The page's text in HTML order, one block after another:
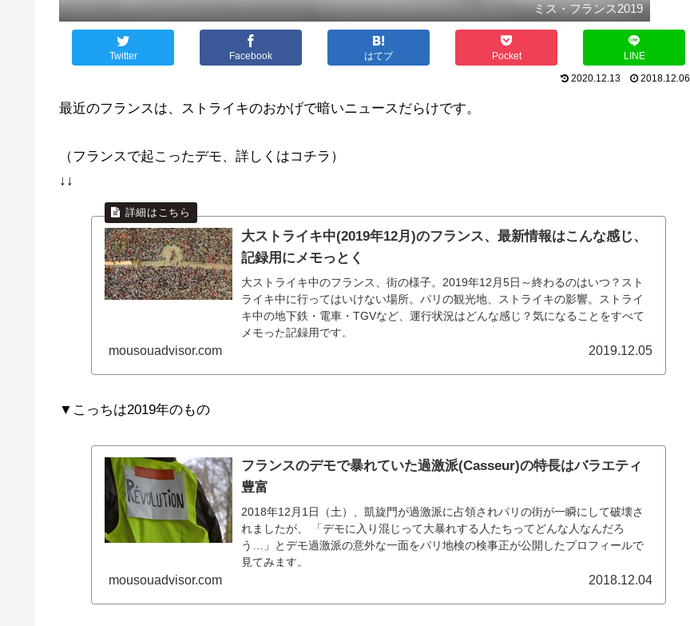
ミス・フランス2019
Twitter Facebook はてブ Pocket
LINE
2020.12.13
2018.12.06
最近のフランスは、ストライキのおかげで暗いニュースだらけです。
（フランスで起こったデモ、詳しくはコチラ）
↓↓
大ストライキ中(2019年12月)のフランス、最新情報はこんな感じ、
記録用にメモっとく
大ストライキ中のフランス、街の様子。2019年12月5日～終わるのはいつ？スト
ライキ中に行ってはいけない場所。パリの観光地、ストライキの影響。ストライ
キ中の地下鉄・電車・TGVなど、運行状況はどんな感じ？気になることをすべて
メモった記録用です。
mousouadvisor.com 2019.12.05
▼こっちは2019年のもの
フランスのデモで暴れていた過激派(Casseur)の特長はバラエティ
豊富
2018年12月1日（土）、凱旋門が過激派に占領されパリの街が一瞬にして破壊さ
れましたが、 「デモに入り混じって大暴れする人たちってどんな人なんだろ
う…」とデモ過激派の意外な一面をパリ地検の検事正が公開したプロフィールで
見てみます。
mousouadvisor.com 2018.12.04